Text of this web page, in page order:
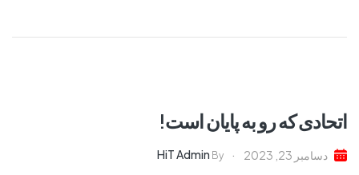
اتحادی که رو به پایان است!
دسامبر 23, 2023 By
HiT Admin